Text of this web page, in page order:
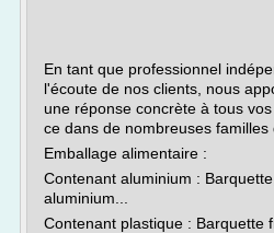
En tant que professionnel
l'écoute de nos clients, nous
une réponse concrète à tous
ce dans de nombreuses familles
Emballage alimentaire :
Contenant aluminium :
aluminium...
Contenant plastique : Barquette